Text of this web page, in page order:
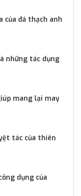
của đá thạch anh
những tác dụng
mang lại may
tác của thiên
dụng của